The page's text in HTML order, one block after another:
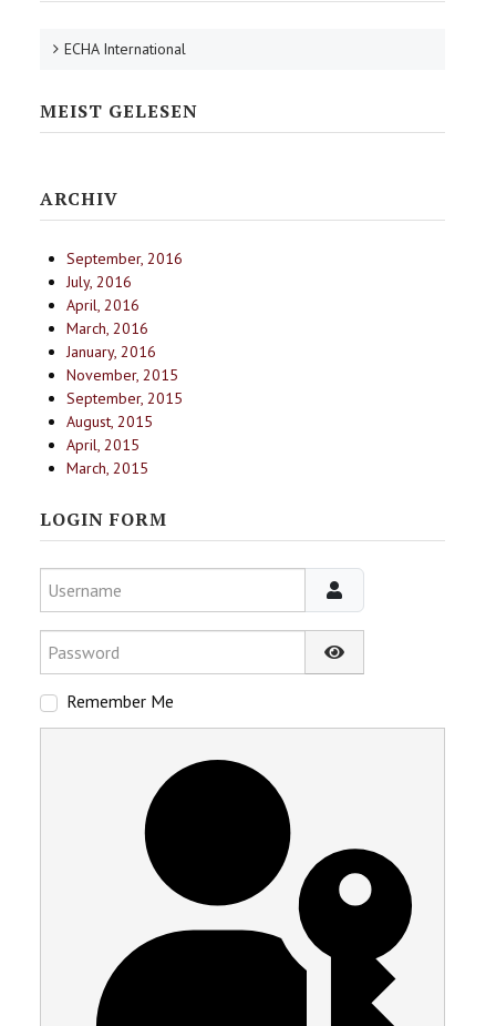
ECHA International
MEIST GELESEN
ARCHIV
September, 2016
July, 2016
April, 2016
March, 2016
January, 2016
November, 2015
September, 2015
August, 2015
April, 2015
March, 2015
LOGIN FORM
Username
Password
Show Password
Remember Me